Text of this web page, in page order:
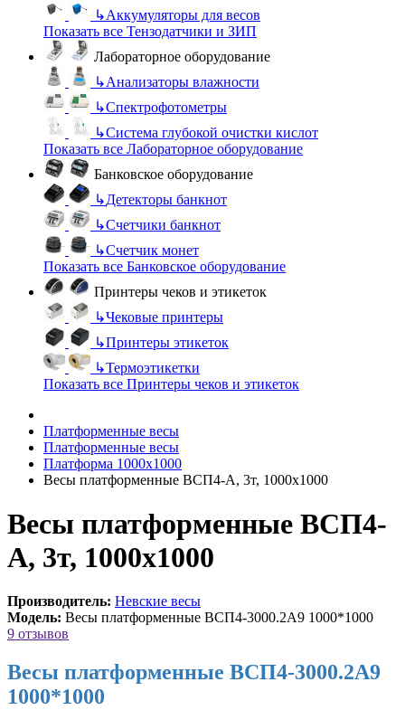
↳Аккумуляторы для весов
Показать все Тензодатчики и ЗИП
Лабораторное оборудование
↳Анализаторы влажности
↳Спектрофотометры
↳Система глубокой очистки кислот
Показать все Лабораторное оборудование
Банковское оборудование
↳Детекторы банкнот
↳Счетчики банкнот
↳Счетчик монет
Показать все Банковское оборудование
Принтеры чеков и этикеток
↳Чековые принтеры
↳Принтеры этикеток
↳Термоэтикетки
Показать все Принтеры чеков и этикеток
Платформенные весы
Платформенные весы
Платформа 1000х1000
Весы платформенные ВСП4-А, 3т, 1000х1000
Весы платформенные ВСП4-
А, 3т, 1000х1000
Производитель: Невские весы
Модель: Весы платформенные ВСП4-3000.2А9 1000*1000
9 отзывов
Весы платформенные ВСП4-3000.2А9
1000*1000